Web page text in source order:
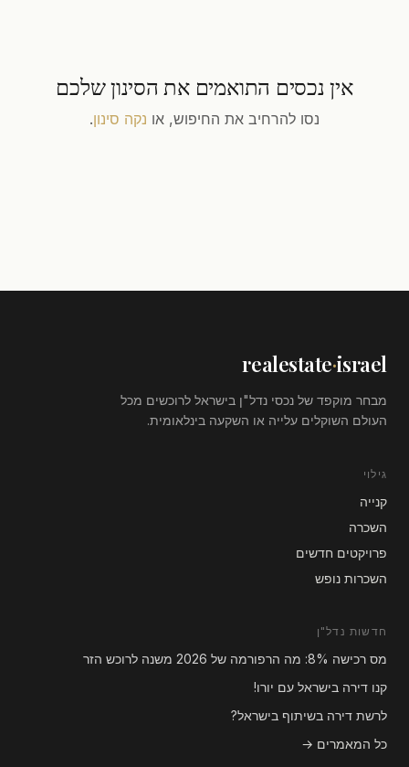
אין נכסים התואמים את הסינון שלכם
נסו להרחיב את החיפוש, או נקה סינון.
realestate·israel
מבחר מוקפד של נכסי נדל"ן בישראל לרוכשים מכל
העולם השוקלים עלייה או השקעה בינלאומית.
גילוי
קנייה
השכרה
פרויקטים חדשים
השכרות נופש
חדשות נדל"ן
מס רכישה 8%: מה הרפורמה של 2026 משנה לרוכש הזר
קנו דירה בישראל עם יורו!
לרשת דירה בשיתוף בישראל?
כל המאמרים →